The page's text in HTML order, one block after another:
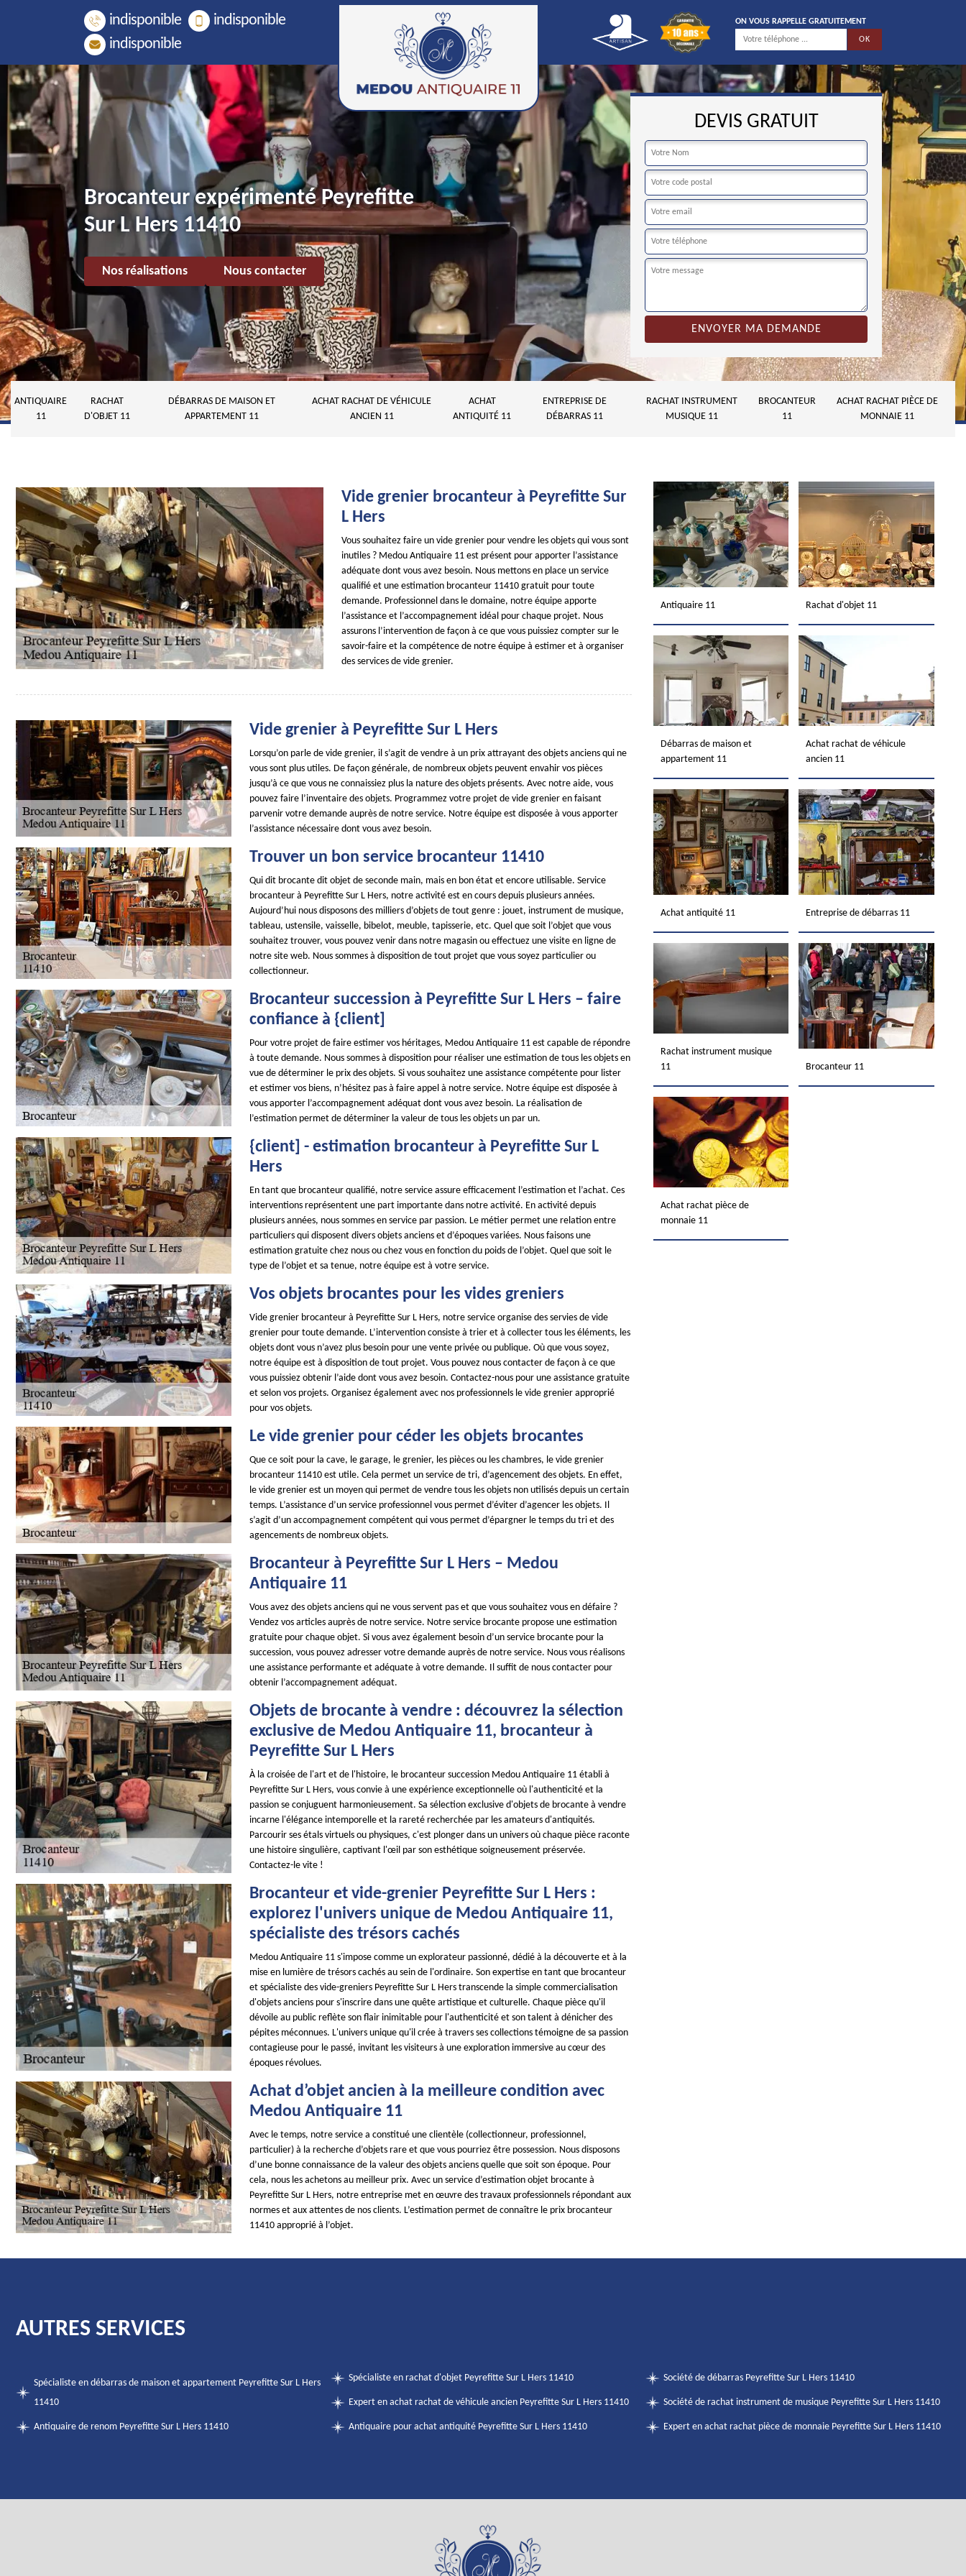
indisponible
indisponible
indisponible
ON VOUS RAPPELLE GRATUITEMENT
Brocanteur expérimenté Peyrefitte
Sur L Hers 11410
Nos réalisations Nous contacter
DEVIS GRATUIT
ANTIQUAIRE
11
RACHAT
D'OBJET 11
DÉBARRAS DE MAISON ET
APPARTEMENT 11
ACHAT RACHAT DE VÉHICULE
ANCIEN 11
ACHAT
ANTIQUITÉ 11
ENTREPRISE DE
DÉBARRAS 11
RACHAT INSTRUMENT
MUSIQUE 11
BROCANTEUR
11
ACHAT RACHAT PIÈCE DE
MONNAIE 11
Vide grenier brocanteur à Peyrefitte Sur
L Hers
Vous souhaitez faire un vide grenier pour vendre les objets qui vous sont
inutiles ? Medou Antiquaire 11 est présent pour apporter l’assistance
adéquate dont vous avez besoin. Nous mettons en place un service
qualifié et une estimation brocanteur 11410 gratuit pour toute
demande. Professionnel dans le domaine, notre équipe apporte
l’assistance et l’accompagnement idéal pour chaque projet. Nous
assurons l’intervention de façon à ce que vous puissiez compter sur le
savoir-faire et la compétence de notre équipe à estimer et à organiser
des services de vide grenier.
Vide grenier à Peyrefitte Sur L Hers
Lorsqu’on parle de vide grenier, il s’agit de vendre à un prix attrayant des objets anciens qui ne
vous sont plus utiles. De façon générale, de nombreux objets peuvent envahir vos pièces
jusqu’à ce que vous ne connaissiez plus la nature des objets présents. Avec notre aide, vous
pouvez faire l’inventaire des objets. Programmez votre projet de vide grenier en faisant
parvenir votre demande auprès de notre service. Notre équipe est disposée à vous apporter
l’assistance nécessaire dont vous avez besoin.
Trouver un bon service brocanteur 11410
Qui dit brocante dit objet de seconde main, mais en bon état et encore utilisable. Service
brocanteur à Peyrefitte Sur L Hers, notre activité est en cours depuis plusieurs années.
Aujourd’hui nous disposons des milliers d’objets de tout genre : jouet, instrument de musique,
tableau, ustensile, vaisselle, bibelot, meuble, tapisserie, etc. Quel que soit l’objet que vous
souhaitez trouver, vous pouvez venir dans notre magasin ou effectuez une visite en ligne de
notre site web. Nous sommes à disposition de tout projet que vous soyez particulier ou
collectionneur.
Brocanteur succession à Peyrefitte Sur L Hers – faire
confiance à {client]
Pour votre projet de faire estimer vos héritages, Medou Antiquaire 11 est capable de répondre
à toute demande. Nous sommes à disposition pour réaliser une estimation de tous les objets en
vue de déterminer le prix des objets. Si vous souhaitez une assistance compétente pour lister
et estimer vos biens, n’hésitez pas à faire appel à notre service. Notre équipe est disposée à
vous apporter l’accompagnement adéquat dont vous avez besoin. La réalisation de
l’estimation permet de déterminer la valeur de tous les objets un par un.
{client] - estimation brocanteur à Peyrefitte Sur L
Hers
En tant que brocanteur qualifié, notre service assure efficacement l’estimation et l’achat. Ces
interventions représentent une part importante dans notre activité. En activité depuis
plusieurs années, nous sommes en service par passion. Le métier permet une relation entre
particuliers qui disposent divers objets anciens et d’époques variées. Nous faisons une
estimation gratuite chez nous ou chez vous en fonction du poids de l’objet. Quel que soit le
type de l’objet et sa tenue, notre équipe est à votre service.
Vos objets brocantes pour les vides greniers
Vide grenier brocanteur à Peyrefitte Sur L Hers, notre service organise des servies de vide
grenier pour toute demande. L’intervention consiste à trier et à collecter tous les éléments, les
objets dont vous n’avez plus besoin pour une vente privée ou publique. Où que vous soyez,
notre équipe est à disposition de tout projet. Vous pouvez nous contacter de façon à ce que
vous puissiez obtenir l’aide dont vous avez besoin. Contactez-nous pour une assistance gratuite
et selon vos projets. Organisez également avec nos professionnels le vide grenier approprié
pour vos objets.
Le vide grenier pour céder les objets brocantes
Que ce soit pour la cave, le garage, le grenier, les pièces ou les chambres, le vide grenier
brocanteur 11410 est utile. Cela permet un service de tri, d’agencement des objets. En effet,
le vide grenier est un moyen qui permet de vendre tous les objets non utilisés depuis un certain
temps. L’assistance d’un service professionnel vous permet d’éviter d’agencer les objets. Il
s’agit d’un accompagnement compétent qui vous permet d’épargner le temps du tri et des
agencements de nombreux objets.
Brocanteur à Peyrefitte Sur L Hers – Medou
Antiquaire 11
Vous avez des objets anciens qui ne vous servent pas et que vous souhaitez vous en défaire ?
Vendez vos articles auprès de notre service. Notre service brocante propose une estimation
gratuite pour chaque objet. Si vous avez également besoin d’un service brocante pour la
succession, vous pouvez adresser votre demande auprès de notre service. Nous vous réalisons
une assistance performante et adéquate à votre demande. Il suffit de nous contacter pour
obtenir l’accompagnement adéquat.
Objets de brocante à vendre : découvrez la sélection
exclusive de Medou Antiquaire 11, brocanteur à
Peyrefitte Sur L Hers
À la croisée de l'art et de l'histoire, le brocanteur succession Medou Antiquaire 11 établi à
Peyrefitte Sur L Hers, vous convie à une expérience exceptionnelle où l'authenticité et la
passion se conjuguent harmonieusement. Sa sélection exclusive d'objets de brocante à vendre
incarne l'élégance intemporelle et la rareté recherchée par les amateurs d'antiquités.
Parcourir ses étals virtuels ou physiques, c'est plonger dans un univers où chaque pièce raconte
une histoire singulière, captivant l'œil par son esthétique soigneusement préservée.
Contactez-le vite !
Brocanteur et vide-grenier Peyrefitte Sur L Hers :
explorez l'univers unique de Medou Antiquaire 11,
spécialiste des trésors cachés
Medou Antiquaire 11 s'impose comme un explorateur passionné, dédié à la découverte et à la
mise en lumière de trésors cachés au sein de l'ordinaire. Son expertise en tant que brocanteur
et spécialiste des vide-greniers Peyrefitte Sur L Hers transcende la simple commercialisation
d'objets anciens pour s'inscrire dans une quête artistique et culturelle. Chaque pièce qu'il
dévoile au public reflète son flair inimitable pour l'authenticité et son talent à dénicher des
pépites méconnues. L'univers unique qu'il crée à travers ses collections témoigne de sa passion
contagieuse pour le passé, invitant les visiteurs à une exploration immersive au cœur des
époques révolues.
Achat d’objet ancien à la meilleure condition avec
Medou Antiquaire 11
Avec le temps, notre service a constitué une clientèle (collectionneur, professionnel,
particulier) à la recherche d’objets rare et que vous pourriez être possession. Nous disposons
d’une bonne connaissance de la valeur des objets anciens quelle que soit son époque. Pour
cela, nous les achetons au meilleur prix. Avec un service d’estimation objet brocante à
Peyrefitte Sur L Hers, notre entreprise met en œuvre des travaux professionnels répondant aux
normes et aux attentes de nos clients. L’estimation permet de connaître le prix brocanteur
11410 approprié à l’objet.
Antiquaire 11 Rachat d'objet 11
Débarras de maison et
appartement 11
Achat rachat de véhicule
ancien 11
Achat antiquité 11 Entreprise de débarras 11
Rachat instrument musique
11
Brocanteur 11
Achat rachat pièce de
monnaie 11
AUTRES SERVICES
Spécialiste en débarras de maison et appartement Peyrefitte Sur L Hers
11410
Antiquaire de renom Peyrefitte Sur L Hers 11410
Spécialiste en rachat d'objet Peyrefitte Sur L Hers 11410
Expert en achat rachat de véhicule ancien Peyrefitte Sur L Hers 11410
Antiquaire pour achat antiquité Peyrefitte Sur L Hers 11410
Société de débarras Peyrefitte Sur L Hers 11410
Société de rachat instrument de musique Peyrefitte Sur L Hers 11410
Expert en achat rachat pièce de monnaie Peyrefitte Sur L Hers 11410